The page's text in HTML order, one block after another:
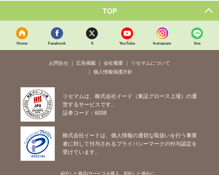
TOP
Home Facebook X YouTube Instagram line
お問合せ 広告掲載 会社概要
リセマムについて
個人情報保護方針
リセマムは、株式会社イード（東証グロース上場）の運
営するサービスです。
証券コード：6038
株式会社イードは、個人情報の適切な取扱いを行う事業
者に対して付与されるプライバシーマークの付与認定を
受けています。
紹介した商品/サービスを購入、契約した場合に、